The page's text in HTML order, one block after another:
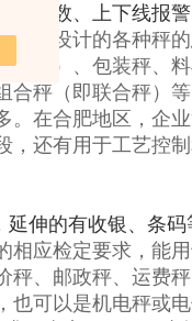
有计数、上下线报
用途设计的各种秤
秤等）、包装秤、
合秤（即联合秤）
。在合肥地区，企
，还有用于工艺控
伸的有收银、条码
相应检定要求，能
秤、邮政秤、运费
也可以是机电秤或